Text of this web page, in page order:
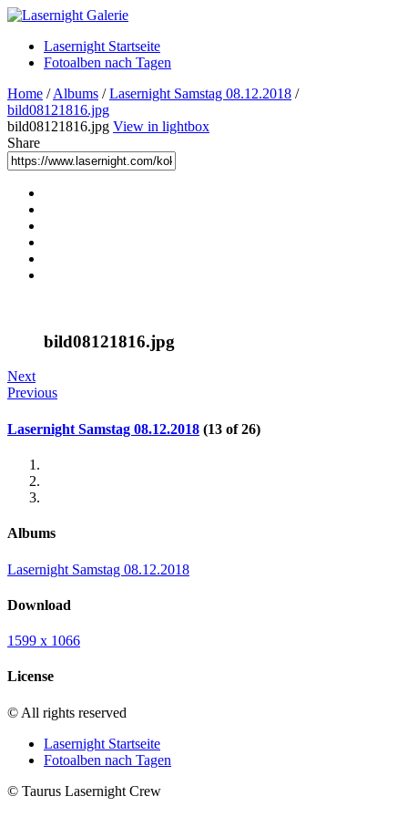
Lasernight Startseite
Fotoalben nach Tagen
Home /Albums /Lasernight Samstag 08.12.2018 /
bild08121816.jpg
bild08121816.jpg View in lightbox
Share
bild08121816.jpg
Next
Previous
Lasernight Samstag 08.12.2018 (13 of 26)
Albums
Lasernight Samstag 08.12.2018
Download
1599 x 1066
License
© All rights reserved
Lasernight Startseite
Fotoalben nach Tagen
© Taurus Lasernight Crew